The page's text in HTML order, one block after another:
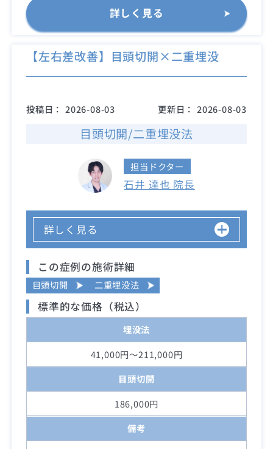
詳しく見る
【左右差改善】目頭切開×二重埋没
投稿日： 2026-08-03 更新日： 2026-08-03
目頭切開/二重埋没法
担当ドクター
石井 達也 院長
詳しく見る
この症例の施術詳細
目頭切開 二重埋没法
標準的な価格（税込）
埋没法
41,000円～211,000円
目頭切開
186,000円
備考